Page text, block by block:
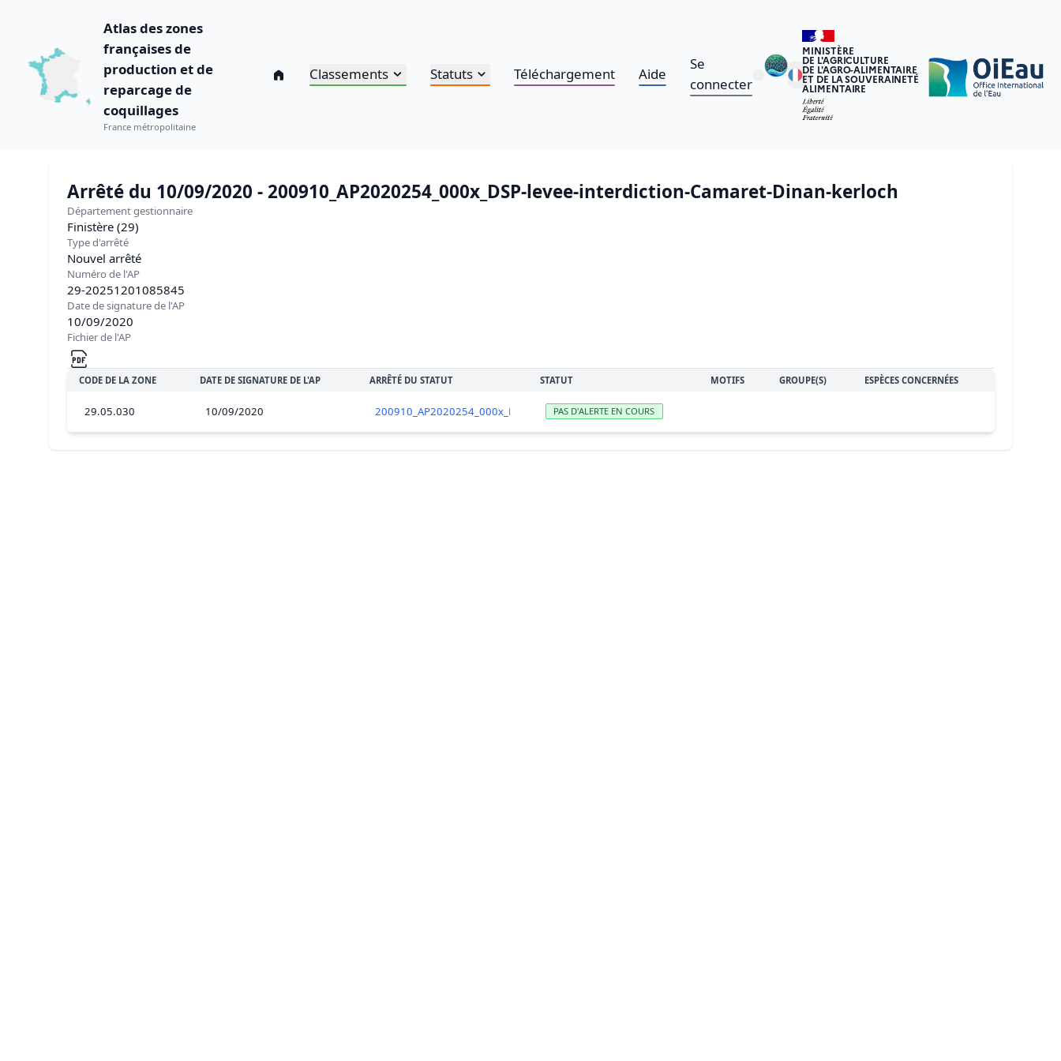
Atlas des zones
françaises de
production et de
reparcage de
coquillages
France métropolitaine
Classements Statuts Téléchargement Aide
Se
connecter
MINISTÈRE
DE L'AGRICULTURE
DE L'AGRO-ALIMENTAIRE
ET DE LA SOUVERAINETÉ
ALIMENTAIRE
Arrêté du 10/09/2020 - 200910_AP2020254_000x_DSP-levee-interdiction-Camaret-Dinan-kerloch
Département gestionnaire
Finistère (29)
Type d'arrêté
Nouvel arrêté
Numéro de l'AP
29-20251201085845
Date de signature de l'AP
10/09/2020
Fichier de l'AP
CODE DE LA ZONE DATE DE SIGNATURE DE L'AP ARRÊTÉ DU STATUT STATUT MOTIFS GROUPE(S) ESPÈCES CONCERNÉES
29.05.030 10/09/2020 200910_AP2020254_000x_DSP-levee-interdiction-Camaret-Dinan-kerloch
PAS D'ALERTE EN COURS